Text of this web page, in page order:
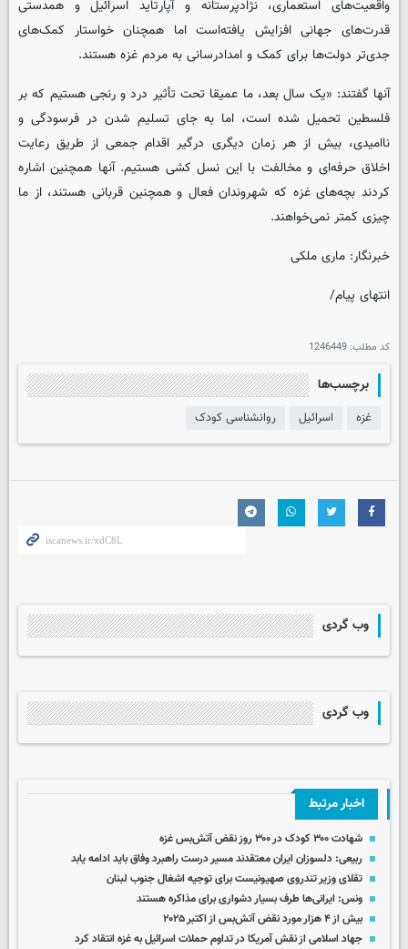
واقعیت‌های استعماری، نژادپرستانه و آپارتاید اسرائیل و همدستی
قدرت‌های جهانی افزایش یافته‌است اما همچنان خواستار کمک‌های
جدی‌تر دولت‌ها برای کمک و امدادرسانی به مردم غزه هستند.
آنها گفتند: «یک سال بعد، ما عمیقا تحت تأثیر درد و رنجی هستیم که بر
فلسطین تحمیل شده است، اما به جای تسلیم شدن در فرسودگی و
ناامیدی، بیش از هر زمان دیگری درگیر اقدام جمعی از طریق رعایت
اخلاق حرفه‌ای و مخالفت با این نسل کشی هستیم. آنها همچنین اشاره
کردند بچه‌های غزه که شهروندان فعال و همچنین قربانی هستند، از ما
چیزی کمتر نمی‌خواهند.
خبرنگار: ماری ملکی
انتهای پیام/
کد مطلب: 1246449
برچسب‌ها
غزه اسرائیل روانشناسی کودک
وب گردی
وب گردی
اخبار مرتبط
شهادت ۳۰۰ کودک در ۳۰۰ روز نقض آتش‌بس غزه
ربیعی: دلسوزان ایران معتقدند مسیر درست راهبرد وفاق باید ادامه یابد
تقلای وزیر تندروی صهیونیست برای توجیه اشغال جنوب لبنان
ونس: ایرانی‌ها طرف بسیار دشواری برای مذاکره هستند
بیش از ۴ هزار مورد نقض آتش‌بس از اکتبر ۲۰۲۵
جهاد اسلامی از نقش آمریکا در تداوم حملات اسرائیل به غزه انتقاد کرد